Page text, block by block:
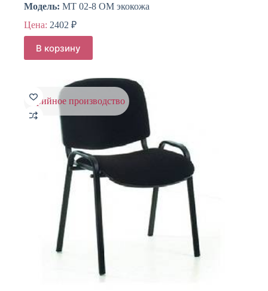
Модель: МТ 02-8 ОМ экокожа
Цена: 2402 ₽
В корзину
серийное производство